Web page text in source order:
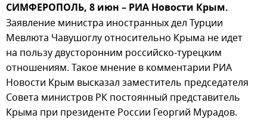
СИМФЕРОПОЛЬ, 8 июн – РИА Новости Крым.
Заявление министра иностранных дел Турции
Мевлюта Чавушоглу относительно Крыма не идет
на пользу двусторонним российско-турецким
отношениям. Такое мнение в комментарии РИА
Новости Крым высказал заместитель председателя
Совета министров РК постоянный представитель
Крыма при президенте России Георгий Мурадов.